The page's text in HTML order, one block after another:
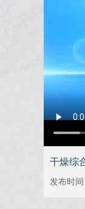
干燥综
发布时